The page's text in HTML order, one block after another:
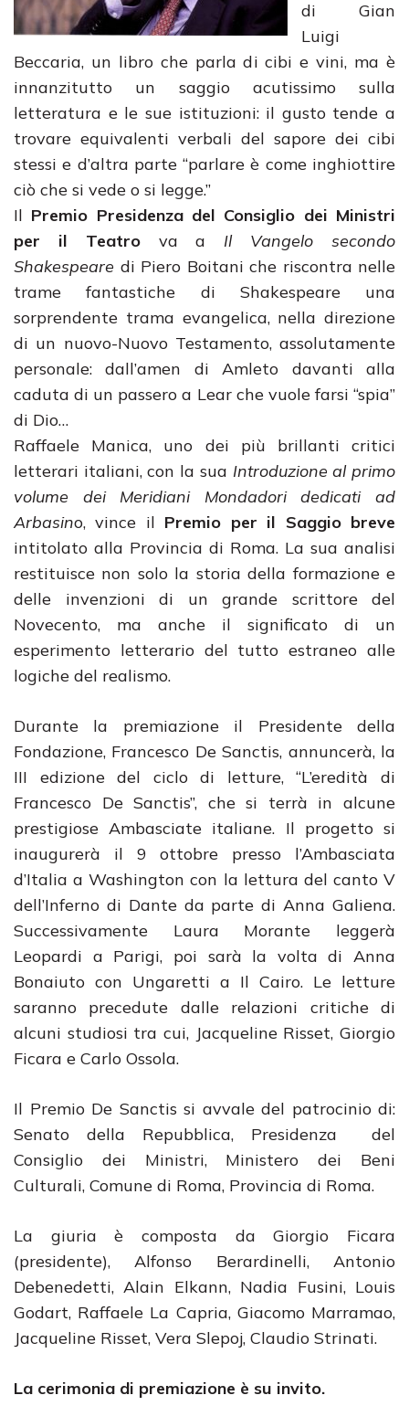
di Gian
Luigi
Beccaria, un libro che parla di cibi e vini, ma è
innanzitutto un saggio acutissimo sulla
letteratura e le sue istituzioni: il gusto tende a
trovare equivalenti verbali del sapore dei cibi
stessi e d’altra parte “parlare è come inghiottire
ciò che si vede o si legge.”
Il Premio Presidenza del Consiglio dei Ministri
per il Teatrova a Il Vangelo secondo
Shakespeare di Piero Boitani che riscontra nelle
trame fantastiche di Shakespeare una
sorprendente trama evangelica, nella direzione
di un nuovo-Nuovo Testamento, assolutamente
personale: dall’amen di Amleto davanti alla
caduta di un passero a Lear che vuole farsi “spia”
di Dio…
Raffaele Manica, uno dei più brillanti critici
letterari italiani, con la sua Introduzione al primo
volume dei Meridiani Mondadori dedicati ad
Arbasino, vince il Premio per il Saggio breve
intitolato alla Provincia di Roma. La sua analisi
restituisce non solo la storia della formazione e
delle invenzioni di un grande scrittore del
Novecento, ma anche il significato di un
esperimento letterario del tutto estraneo alle
logiche del realismo.
Durante la premiazione il Presidente della
Fondazione, Francesco De Sanctis, annuncerà, la
III edizione del ciclo di letture, “L’eredità di
Francesco De Sanctis”, che si terrà in alcune
prestigiose Ambasciate italiane. Il progetto si
inaugurerà il 9 ottobre presso l’Ambasciata
d’Italia a Washington con la lettura del canto V
dell’Inferno di Dante da parte di Anna Galiena.
Successivamente Laura Morante leggerà
Leopardi a Parigi, poi sarà la volta di Anna
Bonaiuto con Ungaretti a Il Cairo. Le letture
saranno precedute dalle relazioni critiche di
alcuni studiosi tra cui, Jacqueline Risset, Giorgio
Ficara e Carlo Ossola.
Il Premio De Sanctis si avvale del patrocinio di:
Senato della Repubblica, Presidenza del
Consiglio dei Ministri, Ministero dei Beni
Culturali, Comune di Roma, Provincia di Roma.
La giuria è composta da Giorgio Ficara
(presidente), Alfonso Berardinelli, Antonio
Debenedetti, Alain Elkann, Nadia Fusini, Louis
Godart, Raffaele La Capria, Giacomo Marramao,
Jacqueline Risset, Vera Slepoj, Claudio Strinati.
La cerimonia di premiazione è su invito.